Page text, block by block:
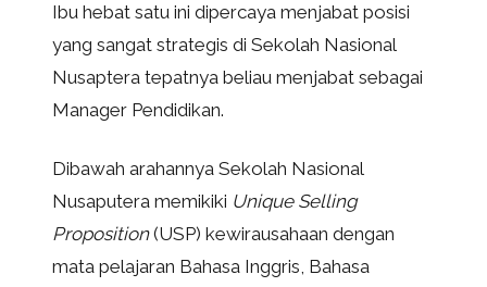
Ibu hebat satu ini dipercaya menjabat posisi
yang sangat strategis di Sekolah Nasional
Nusaptera tepatnya beliau menjabat sebagai
Manager Pendidikan.
Dibawah arahannya Sekolah Nasional
Nusaputera memikiki Unique Selling
Proposition(USP) kewirausahaan dengan
mata pelajaran Bahasa Inggris, Bahasa